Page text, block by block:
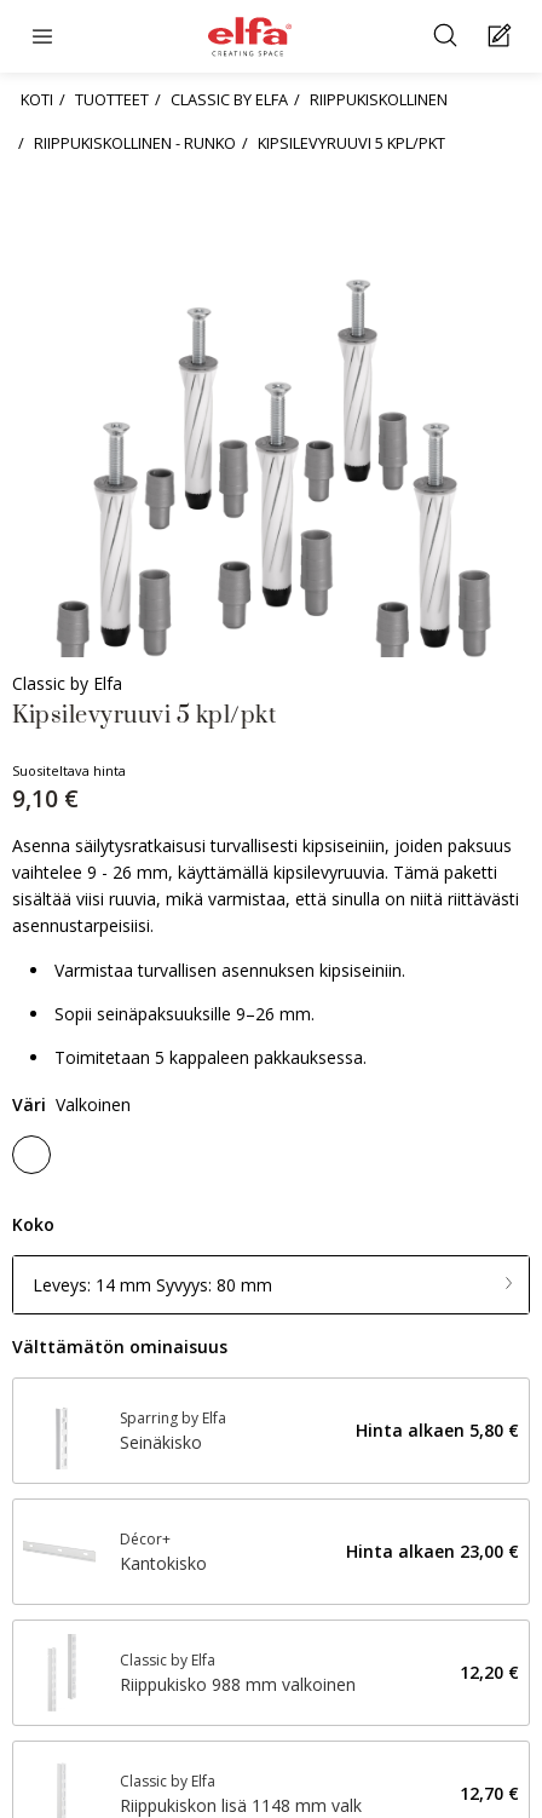
KOTI TUOTTEET CLASSIC BY ELFA
RIIPPUKISKOLLINEN
RIIPPUKISKOLLINEN - RUNKO
KIPSILEVYRUUVI 5 KPL/PKT
Classic by Elfa
Kipsilevyruuvi 5 kpl/pkt
Suositeltava hinta
9,10 €
Asenna säilytysratkaisusi turvallisesti kipsiseiniin, joiden paksuus
vaihtelee 9 - 26 mm, käyttämällä kipsilevyruuvia. Tämä paketti
sisältää viisi ruuvia, mikä varmistaa, että sinulla on niitä riittävästi
asennustarpeisiisi.
Varmistaa turvallisen asennuksen kipsiseiniin.
Sopii seinäpaksuuksille 9–26 mm.
Toimitetaan 5 kappaleen pakkauksessa.
Väri Valkoinen
Koko
Leveys: 14 mm Syvyys: 80 mm
Välttämätön ominaisuus
Sparring by Elfa
Seinäkisko
Hinta alkaen 5,80 €
Décor+
Kantokisko
Hinta alkaen 23,00 €
Classic by Elfa
Riippukisko 988 mm valkoinen
12,20 €
Classic by Elfa
Riippukiskon lisä 1148 mm valk
12,70 €